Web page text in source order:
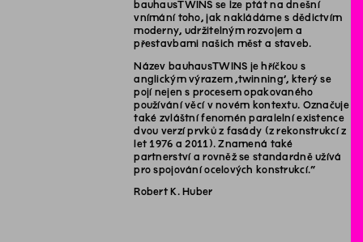
bauhausTWINS se lze ptát na dnešní
vnímání toho, jak nakládáme s dědictvím
moderny, udržitelným rozvojem a
přestavbami našich měst a staveb.
Název bauhausTWINS je hříčkou s
anglickým výrazem ‚twinning’, který se
pojí nejen s procesem opakovaného
používání věcí v novém kontextu. Označuje
také zvláštní fenomén paralelní existence
dvou verzí prvků z fasády (z rekonstrukcí z
let 1976 a 2011). Znamená také
partnerství a rovněž se standardně užívá
pro spojování ocelových konstrukcí.“
Robert K. Huber